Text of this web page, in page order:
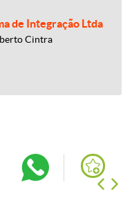
de Integração Ltda
Cintra